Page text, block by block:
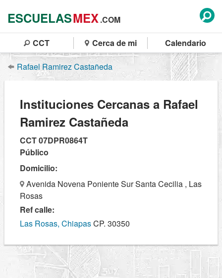
ESCUELASMEX.COM
CCT Cerca de mi Calendario
Rafael Ramirez Castañeda
Instituciones Cercanas a Rafael
Ramirez Castañeda
CCT 07DPR0864T
Público
Domicilio:
Avenida Novena Poniente Sur Santa Cecilia , Las
Rosas
Ref calle:
Las Rosas, ChiapasCP. 30350